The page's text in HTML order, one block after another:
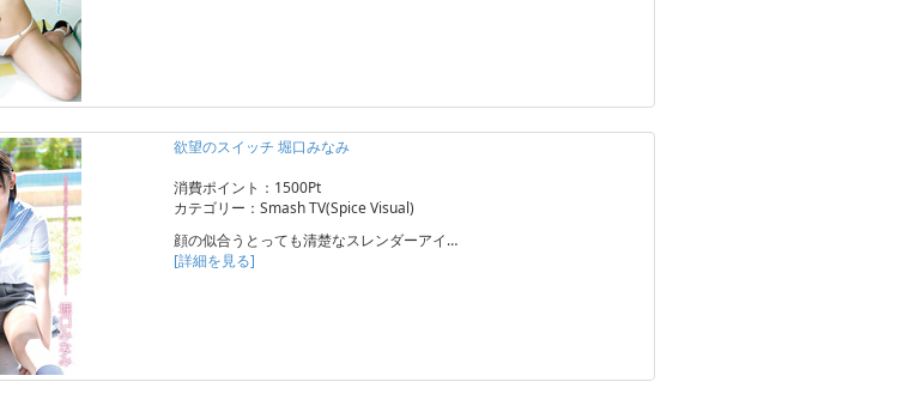
欲望のスイッチ 堀口みなみ
消費ポイント：1500Pt
カテゴリー：Smash TV(Spice Visual)
顔の似合うとっても清楚なスレンダーアイ…
[詳細を見る]